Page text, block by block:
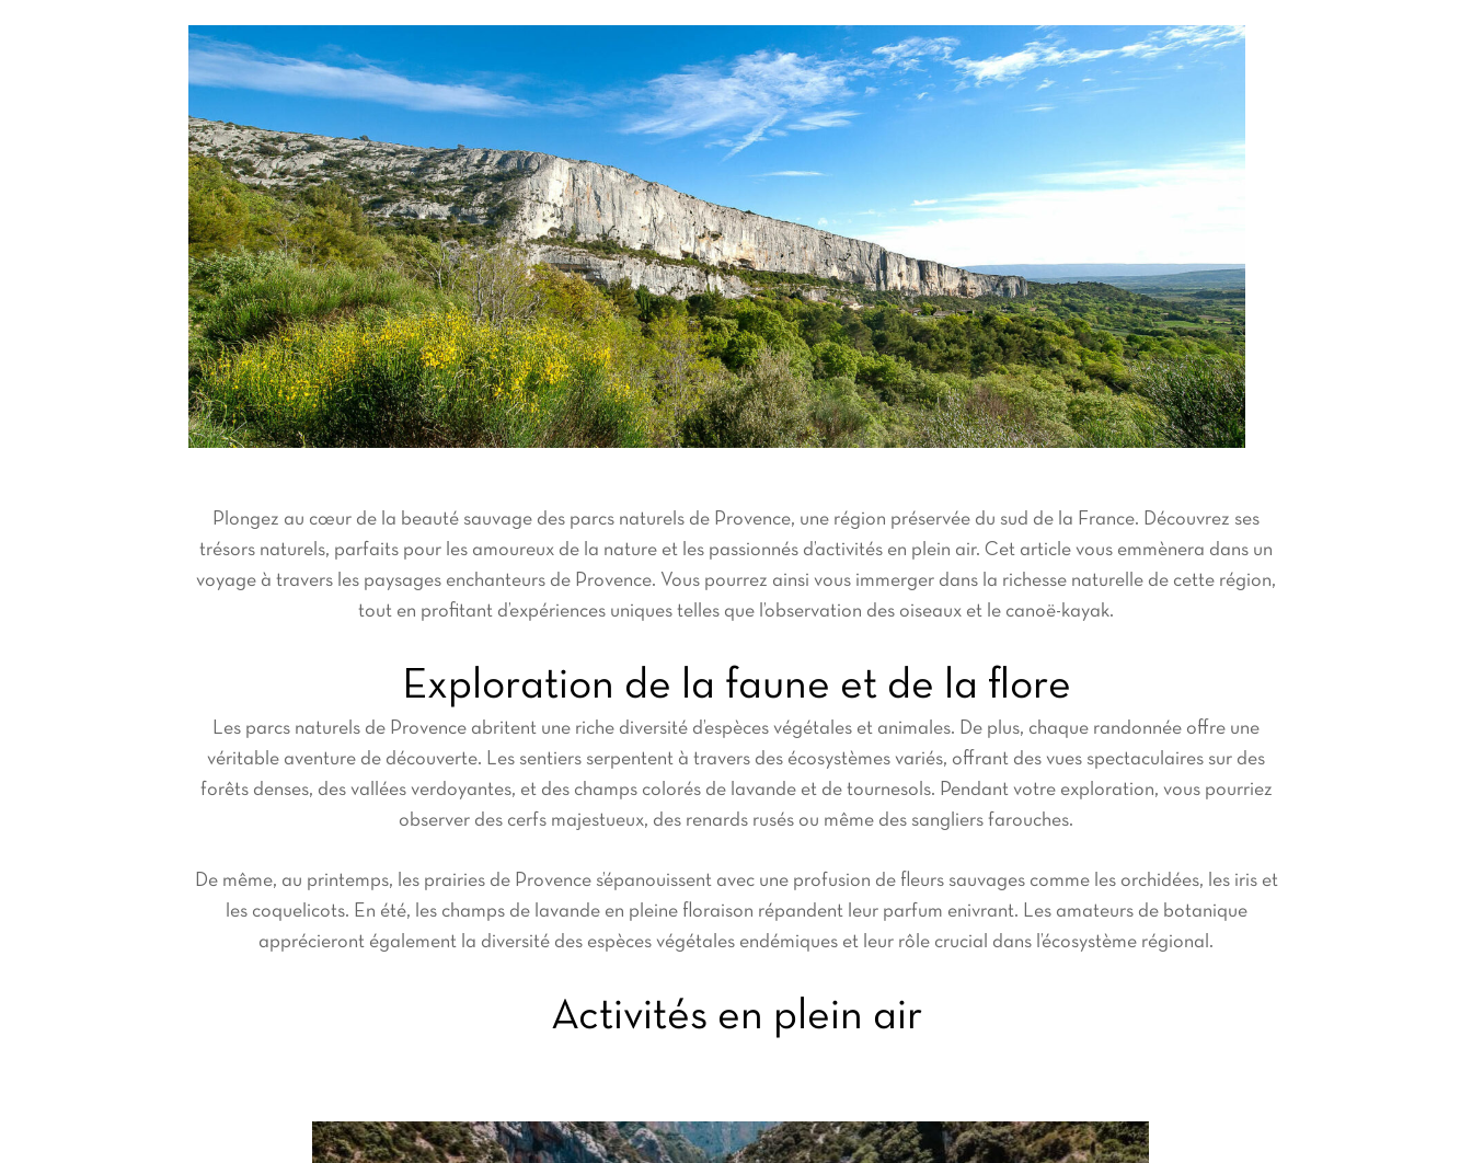
Plongez au cœur de la beauté sauvage des parcs naturels de Provence, une région préservée du sud de la France. Découvrez ses
trésors naturels, parfaits pour les amoureux de la nature et les passionnés d’activités en plein air. Cet article vous emmènera dans un
voyage à travers les paysages enchanteurs de Provence. Vous pourrez ainsi vous immerger dans la richesse naturelle de cette région,
tout en profitant d’expériences uniques telles que l’observation des oiseaux et le canoë-kayak.
Exploration de la faune et de la flore
Les parcs naturels de Provence abritent une riche diversité d’espèces végétales et animales. De plus, chaque randonnée offre une
véritable aventure de découverte. Les sentiers serpentent à travers des écosystèmes variés, offrant des vues spectaculaires sur des
forêts denses, des vallées verdoyantes, et des champs colorés de lavande et de tournesols. Pendant votre exploration, vous pourriez
observer des cerfs majestueux, des renards rusés ou même des sangliers farouches.
De même, au printemps, les prairies de Provence s’épanouissent avec une profusion de fleurs sauvages comme les orchidées, les iris et
les coquelicots. En été, les champs de lavande en pleine floraison répandent leur parfum enivrant. Les amateurs de botanique
apprécieront également la diversité des espèces végétales endémiques et leur rôle crucial dans l’écosystème régional.
Activités en plein air